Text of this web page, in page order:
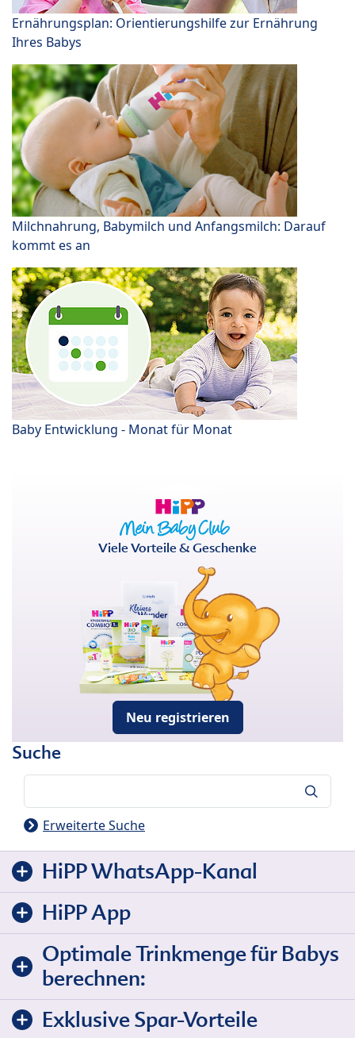
Ernährungsplan: Orientierungshilfe zur Ernährung
Ihres Babys
Milchnahrung, Babymilch und Anfangsmilch: Darauf
kommt es an
Baby Entwicklung - Monat für Monat
Viele Vorteile & Geschenke
Neu registrieren
Suche
Erweiterte Suche
HiPP WhatsApp-Kanal
HiPP App
Optimale Trinkmenge für Babys
berechnen:
Exklusive Spar-Vorteile